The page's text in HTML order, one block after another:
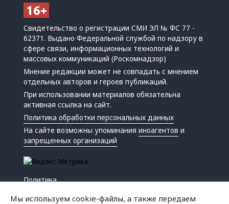
Свидетельство о регистрации СМИ ЭЛ № ФС 77 -
62371. Выдано Федеральной службой по надзору в
сфере связи, информационных технологий и
массовых коммуникаций (Роскомнадзор)
Мнение редакции может не совпадать с мнением
отдельных авторов и героев публикаций.
При использовании материалов обязательна
активная ссылка на сайт.
Политика обработки персональных данных
На сайте возможны упоминанияиноагентов и
запрещенных организаций
Политика
Мы используем cookie-файлы, а также передаем